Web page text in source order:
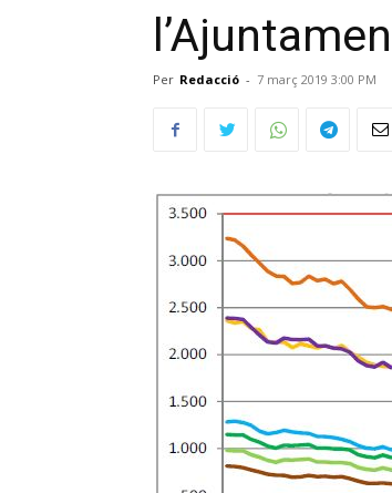
Per Redacció - 7 març 2019 3:00 PM